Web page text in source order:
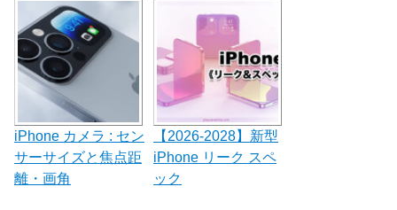
ョ
ン
iPhone カメラ : セン
サーサイズと焦点距
離・画角
【2026-2028】新型
iPhone リーク スペ
ック